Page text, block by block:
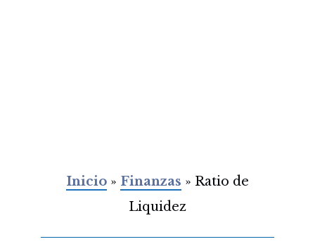
Inicio» Finanzas » Ratio de
Liquidez